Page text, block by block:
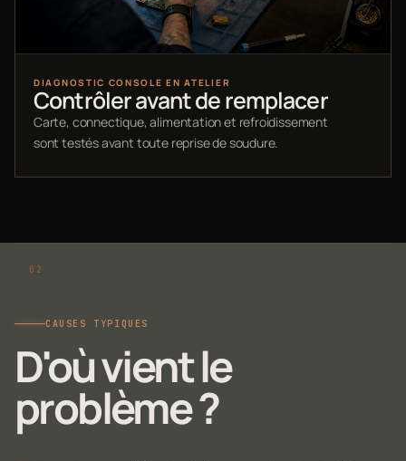
DIAGNOSTIC CONSOLE EN ATELIER
Contrôler avant de remplacer
Carte, connectique, alimentation et refroidissement
sont testés avant toute reprise de soudure.
CAUSES TYPIQUES
D'où vient le
problème ?